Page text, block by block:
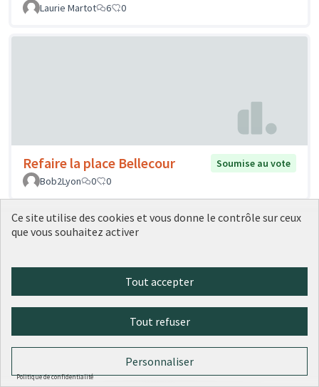
Laurie Martot
6 0
Refaire la place Bellecour
Soumise au vote
Bob2Lyon
0 0
Soumise
Ce site utilise des cookies et vous donne le contrôle sur ceux
que vous souhaitez activer
Tout accepter
Tout refuser
Personnaliser
Politique de confidentialité